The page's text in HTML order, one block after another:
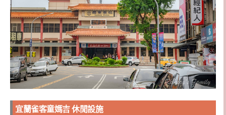
宜蘭雀客童媽吉 休閒設施